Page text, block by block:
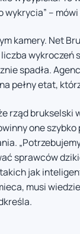
wykrycia” –
kamery. Net
liczba wykroczeń
spadła.
pełny etat,
rząd brukselski
one szybko
sprawców
jak
musi